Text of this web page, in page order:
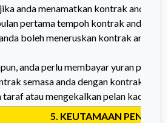
anda menamatkan kontrak anda
pertama tempoh kontrak anda.
boleh meneruskan kontrak anda
anda perlu membayar yuran
semasa anda dengan kontrak
taraf atau mengekalkan pelan kadar
5. KEUTAMAAN